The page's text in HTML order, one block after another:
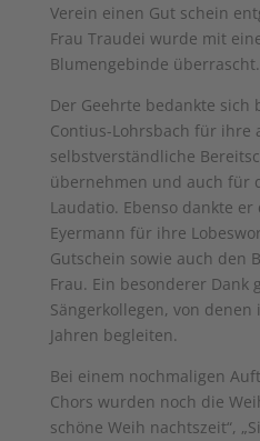
Verein einen Gut­ schein
Frau Traudei wurde mit
Blumengebinde überrascht.
Der Geehrte bedankte sich
Contius-Lohrsbach für ihre
selbstverständliche
übernehmen und auch für
Laudatio. Ebenso dankte
Eyermann für ihre
Gutschein sowie auch den
Frau. Ein besonderer Dank
Sängerkollegen, von
Jahren begleiten.
Bei einem nochmaligen
Chors wurden noch die
schöne Weih­ nachtszeit“,